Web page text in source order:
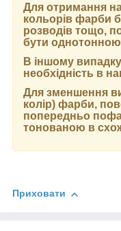
Для отримання
кольорів фарби
розводів тощо,
бути
В іншому
необхідність в
Для зменшення
колір) фарби,
попередньо
тонованою в
Приховати